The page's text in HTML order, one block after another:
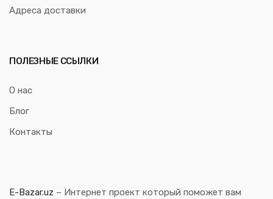
Адреса доставки
ПОЛЕЗНЫЕ ССЫЛКИ
О нас
Блог
Контакты
E-Bazar.uz – Интернет проект который поможет вам